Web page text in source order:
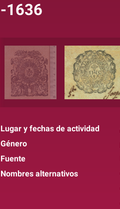
-1636
Lugar y fechas de actividad
Género
Fuente
Nombres alternativos